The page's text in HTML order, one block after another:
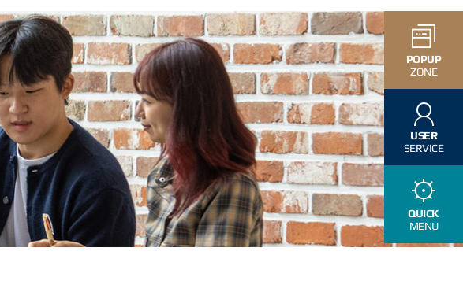
POPUP
ZONE
USER
SERVICE
QUICK
MENU